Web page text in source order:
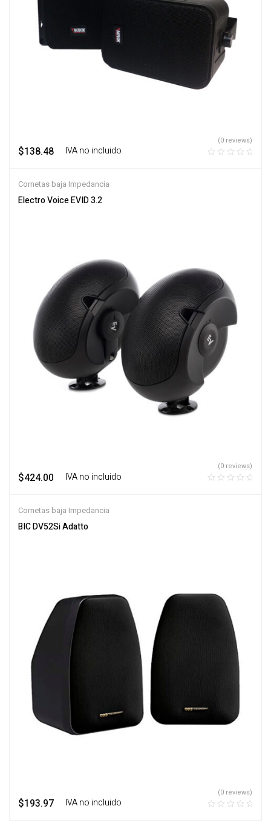
$138.48 ‎ ‎ ‎ IVA no incluido
(0 reviews)
Cornetas baja Impedancia
Electro Voice EVID 3.2
$424.00 ‎ ‎ ‎ IVA no incluido
(0 reviews)
Cornetas baja Impedancia
BIC DV52Si Adatto
$193.97 ‎ ‎ ‎ IVA no incluido
(0 reviews)